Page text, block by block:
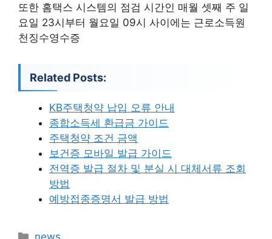
또한 홈택스 시스템의 점검 시간인 매월 셋째 주 일
요일 23시부터 월요일 09시 사이에는 근로소득원
천징수영수증
Related Posts:
KB주택청약 납입 오류 안내
종합소득세 환급금 가이드
주택청약 조건 금액
보건증 모바일 발급 가이드
전역증 발급 절차 및 분실 시 대체서류 조회
방법
예방접종증명서 발급 방법
카
news